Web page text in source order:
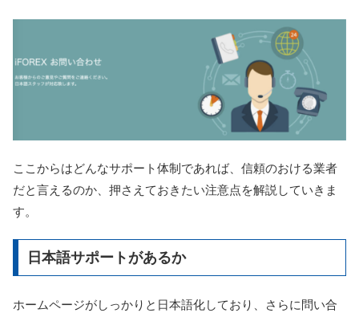
ここからはどんなサポート体制であれば、信頼のおける業者
だと言えるのか、押さえておきたい注意点を解説していきま
す。
日本語サポートがあるか
ホームページがしっかりと日本語化しており、さらに問い合